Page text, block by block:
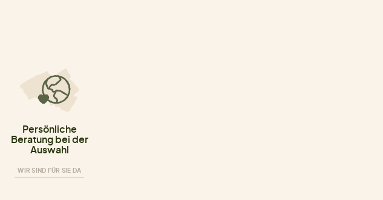
Persönliche
Beratung bei der
Auswahl
WIR SIND FÜR SIE DA